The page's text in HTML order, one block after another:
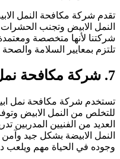
شركة مكافحة النمل
الابيض وتجنب الحشرات
لأنها متخصصة ومعتمدة
بمعايير السلامة والصحة
ابيض بنجران
شركة مكافحة نمل
من النمل الابيض
من الفنيين المدربين
الابيضة بشكل جيد وآمن
في الحياة مهم ويلعب